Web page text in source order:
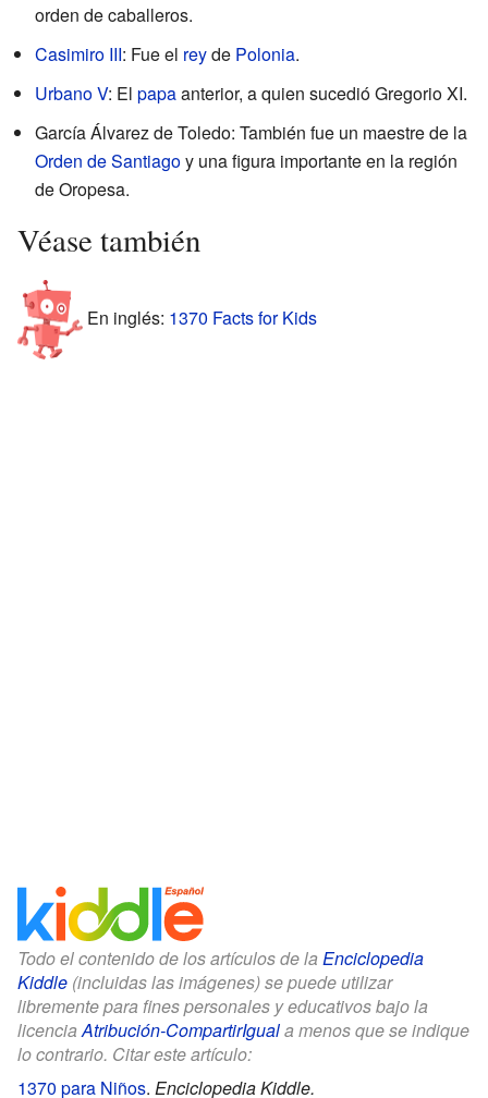
orden de caballeros.
Casimiro III: Fue el reyde Polonia.
Urbano V: El papaanterior, a quien sucedió Gregorio XI.
García Álvarez de Toledo: También fue un maestre de la
Orden de Santiagoy una figura importante en la región
de Oropesa.
Véase también
En inglés: 1370 Facts for Kids
Todo el contenido de los artículos de la Enciclopedia
Kiddle (incluidas las imágenes) se puede utilizar
libremente para fines personales y educativos bajo la
licencia Atribución-CompartirIguala menos que se indique
lo contrario. Citar este artículo:
1370 para Niños. Enciclopedia Kiddle.